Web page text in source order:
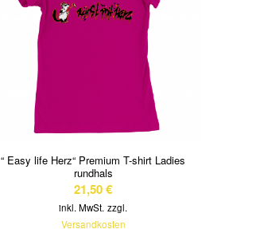
“ Easy life Herz“ Premium T-shirt Ladies
rundhals
21,50€
inkl. MwSt. zzgl.
Versandkosten